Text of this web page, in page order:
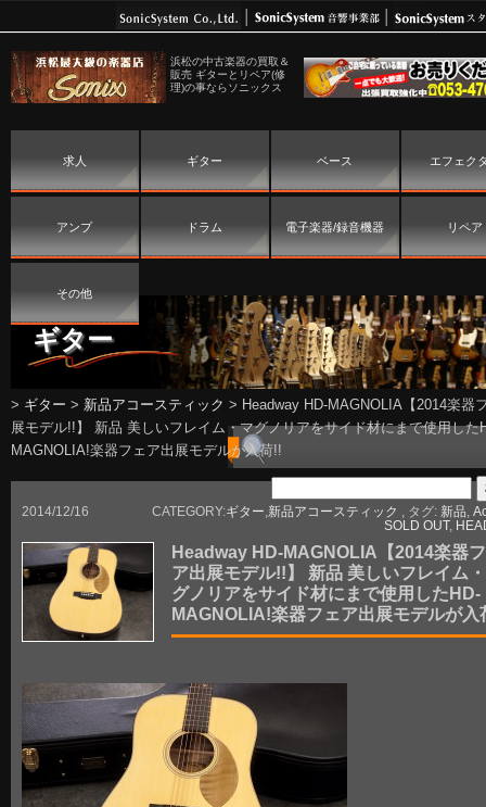
浜松の中古楽器の買取＆
販売 ギターとリペア(修
理)の事ならソニックス
求人 ギター ベース エフェク
アンプ ドラム 電子楽器/録音機器 リペア
その他
ギター
> ギター > 新品アコースティック > Headway HD-MAGNOLIA【2014楽器
展モデル!!】 新品 美しいフレイム・マグノリアをサイド材にまで使用した
MAGNOLIA!楽器フェア出展モデルが入荷!!
2014/12/16 CATEGORY:ギター 新品アコースティック , タグ: 新品
SOLD OUT,
Headway HD-MAGNOLIA【2014楽器
ア出展モデル!!】 新品 美しいフレイム
グノリアをサイド材にまで使用したHD-
MAGNOLIA!楽器フェア出展モデルが入